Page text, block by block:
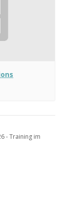
- Training im